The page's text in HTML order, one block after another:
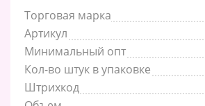
Торговая марка
Артикул
Минимальный опт
Кол-во штук в упаковке
Штрихкод